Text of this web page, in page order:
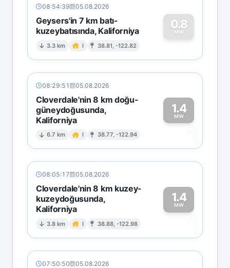
08:54:39 05.08.2026
Geysers'in 7 km batı-
kuzeybatısında, Kaliforniya
3.3 km I 38.81, -122.82
0.8
MW
0
08:29:51 05.08.2026
Cloverdale'nin 8 km doğu-
güneydoğusunda,
Kaliforniya
6.7 km I 38.77, -122.94
1.4
MW
1
08:05:17 05.08.2026
Cloverdale'nin 8 km kuzey-
kuzeydoğusunda,
Kaliforniya
3.8 km I 38.88, -122.98
1.4
MW
1
07:50:50 05.08.2026